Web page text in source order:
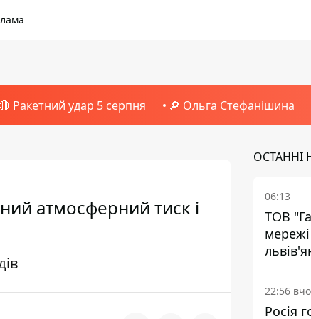
🔴 Ракетний удар 5 серпня 🔎 Ольга Стефанішина
атмосферний тиск і
ОСТАННІ
06:13
ТОВ
суд
22:56
Росія